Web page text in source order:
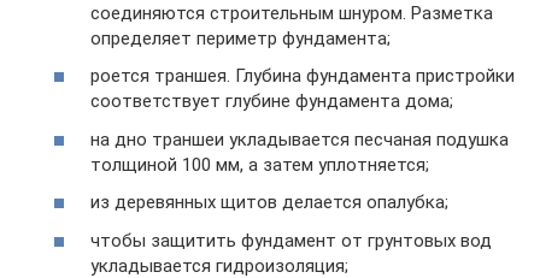
соединяются строительным шнуром. Разметка
определяет периметр фундамента;
роется траншея. Глубина фундамента пристройки
соответствует глубине фундамента дома;
на дно траншеи укладывается песчаная подушка
толщиной 100 мм, а затем уплотняется;
из деревянных щитов делается опалубка;
чтобы защитить фундамент от грунтовых вод
укладывается гидроизоляция;